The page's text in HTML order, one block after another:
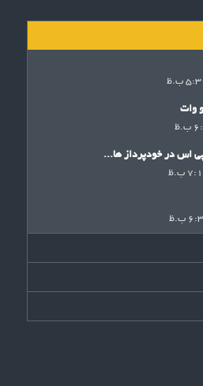
وات
پی اس در خودپرداز ها...